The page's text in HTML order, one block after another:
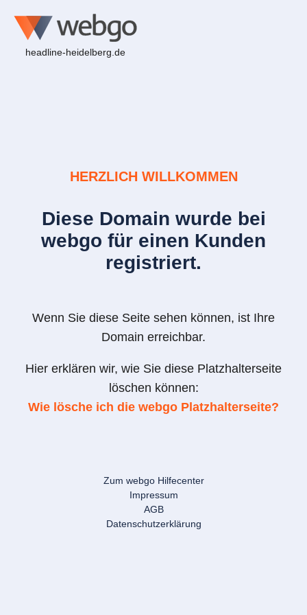
headline-heidelberg.de
HERZLICH WILLKOMMEN
Diese Domain wurde bei
webgo für einen Kunden
registriert.
Wenn Sie diese Seite sehen können, ist Ihre
Domain erreichbar.
Hier erklären wir, wie Sie diese Platzhalterseite
löschen können:
Wie lösche ich die webgo Platzhalterseite?
Zum webgo Hilfecenter
Impressum
AGB
Datenschutzerklärung